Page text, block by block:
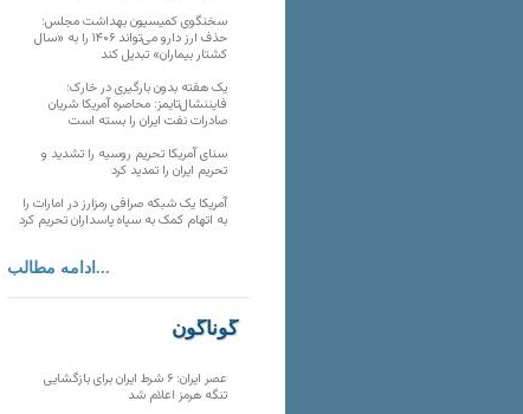
سخنگوی کمیسیون بهداشت مجلس:
حذف ارز دارو می‌تواند ۱۴۰۶ را به «سال
کشتار بیماران» تبدیل کند
یک هفته بدون بارگیری در خارک؛
فایننشال‌تایمز: محاصره آمریکا شریان
صادرات نفت ایران را بسته است
سنای آمریکا تحریم روسیه را تشدید و
تحریم ایران را تمدید کرد
آمریکا یک شبکه صرافی رمزارز در امارات را
به اتهام کمک به سپاه پاسداران تحریم کرد
ادامه مطالب...
گوناگون
عصر ایران: ۶ شرط ایران برای بازگشایی
تنگه هرمز اعلام شد